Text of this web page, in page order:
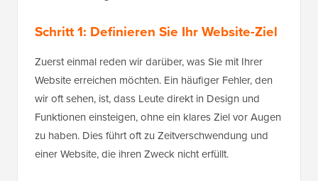
Schritt 1: Definieren Sie Ihr Website-Ziel
Zuerst einmal reden wir darüber, was Sie mit Ihrer
Website erreichen möchten. Ein häufiger Fehler, den
wir oft sehen, ist, dass Leute direkt in Design und
Funktionen einsteigen, ohne ein klares Ziel vor Augen
zu haben. Dies führt oft zu Zeitverschwendung und
einer Website, die ihren Zweck nicht erfüllt.